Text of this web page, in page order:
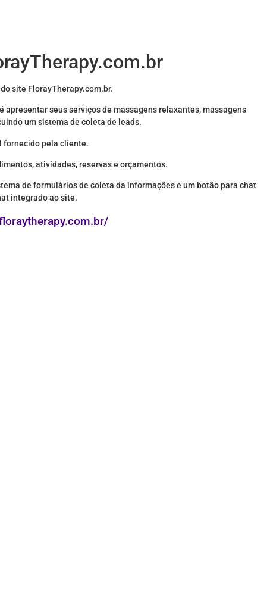
site FlorayTherapy.com.br.
apresentar seus serviços de massagens relaxantes, massagens
um sistema de coleta de leads.
fornecido pela cliente.
atividades, reservas e orçamentos.
de formulários de coleta da informações e um botão para chat
integrado ao site.